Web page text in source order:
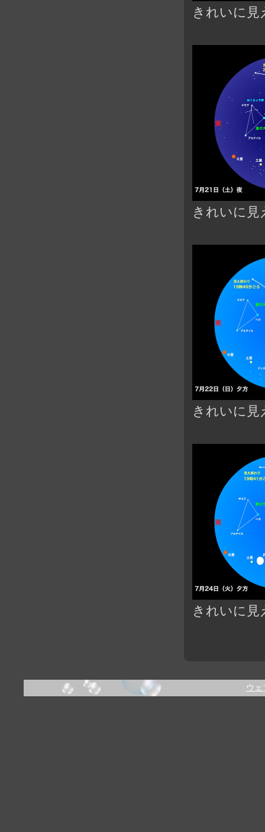
きれいに見
きれいに見
きれいに見
きれいに見
ウ